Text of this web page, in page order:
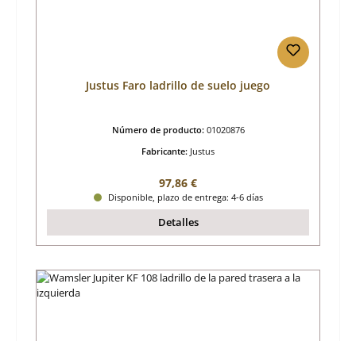
Justus Faro ladrillo de suelo juego
Número de producto: 01020876
Fabricante: Justus
Precio normal:
97,86 €
Disponible, plazo de entrega: 4-6 días
Detalles